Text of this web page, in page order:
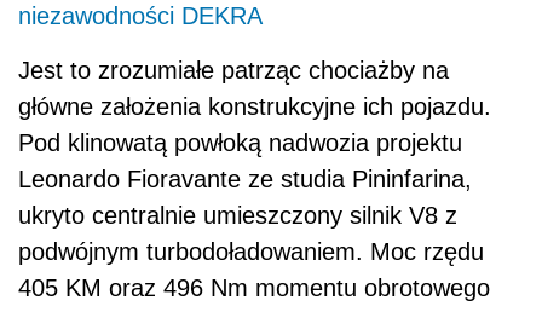
niezawodności DEKRA
Jest to zrozumiałe patrząc chociażby na
główne założenia konstrukcyjne ich pojazdu.
Pod klinowatą powłoką nadwozia projektu
Leonardo Fioravante ze studia Pininfarina,
ukryto centralnie umieszczony silnik V8 z
podwójnym turbodoładowaniem. Moc rzędu
405 KM oraz 496 Nm momentu obrotowego